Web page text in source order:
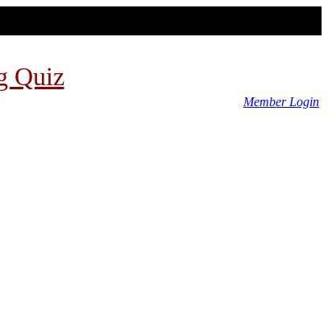
Quiz
Member Login